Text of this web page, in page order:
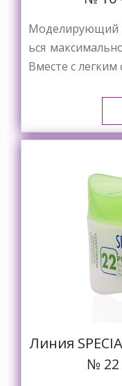
Моделирующий
ься
Вместе с
Линия
№ 22